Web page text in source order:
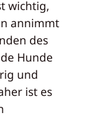
wichtig,
annimmt
des
Hunde
und
ist es